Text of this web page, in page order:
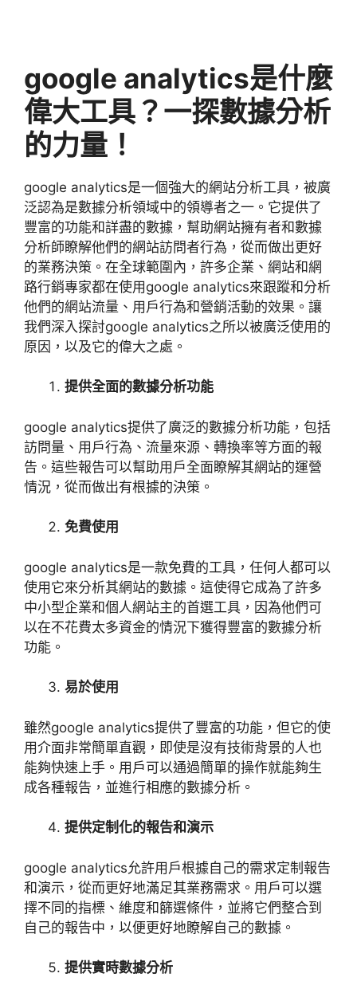
google analytics是什麼
偉大工具？一探數據分析
的力量！
google analytics是一個強大的網站分析工具，被廣
泛認為是數據分析領域中的領導者之一。它提供了
豐富的功能和詳盡的數據，幫助網站擁有者和數據
分析師瞭解他們的網站訪問者行為，從而做出更好
的業務決策。在全球範圍內，許多企業、網站和網
路行銷專家都在使用google analytics來跟蹤和分析
他們的網站流量、用戶行為和營銷活動的效果。讓
我們深入探討google analytics之所以被廣泛使用的
原因，以及它的偉大之處。
提供全面的數據分析功能
google analytics提供了廣泛的數據分析功能，包括
訪問量、用戶行為、流量來源、轉換率等方面的報
告。這些報告可以幫助用戶全面瞭解其網站的運營
情況，從而做出有根據的決策。
免費使用
google analytics是一款免費的工具，任何人都可以
使用它來分析其網站的數據。這使得它成為了許多
中小型企業和個人網站主的首選工具，因為他們可
以在不花費太多資金的情況下獲得豐富的數據分析
功能。
易於使用
雖然google analytics提供了豐富的功能，但它的使
用介面非常簡單直觀，即使是沒有技術背景的人也
能夠快速上手。用戶可以通過簡單的操作就能夠生
成各種報告，並進行相應的數據分析。
提供定制化的報告和演示
google analytics允許用戶根據自己的需求定制報告
和演示，從而更好地滿足其業務需求。用戶可以選
擇不同的指標、維度和篩選條件，並將它們整合到
自己的報告中，以便更好地瞭解自己的數據。
提供實時數據分析